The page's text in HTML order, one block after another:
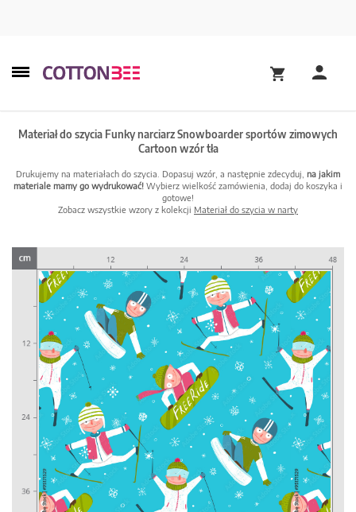
Materiał do szycia Funky narciarz Snowboarder sportów zimowych
Cartoon wzór tła
Drukujemy na materiałach do szycia. Dopasuj wzór, a następnie zdecyduj, na jakim
materiale mamy go wydrukować! Wybierz wielkość zamówienia, dodaj do koszyka i
gotowe!
Zobacz wszystkie wzory z kolekcji Materiał do szycia w narty